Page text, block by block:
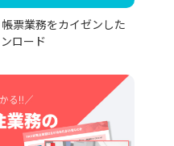
票業務をカイゼンした
ロード